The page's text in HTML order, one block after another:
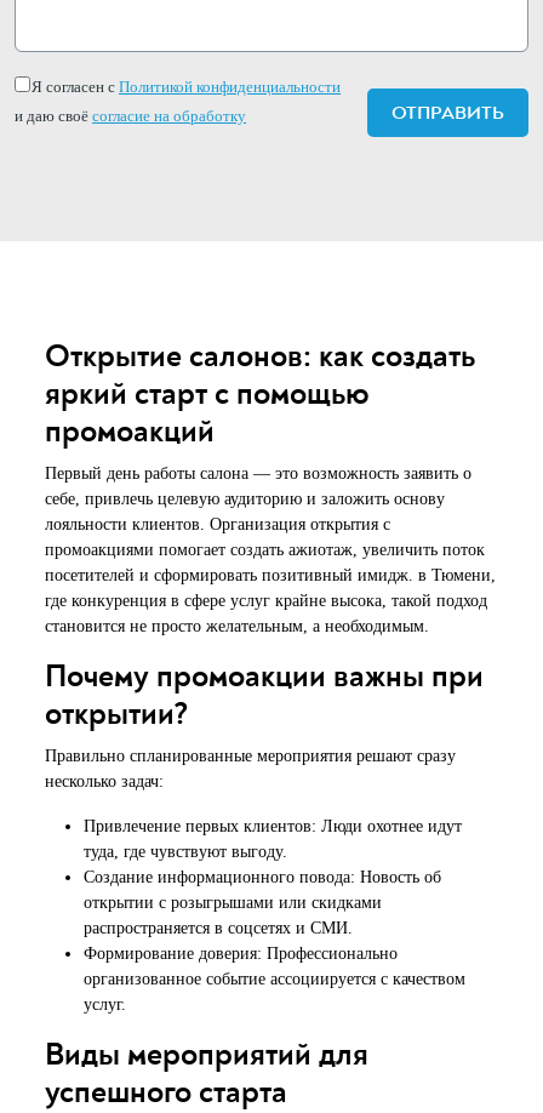
Я согласен с Политикой конфиденциальности
и даю своё согласие на обработку
Открытие салонов: как создать
яркий старт с помощью
промоакций
Первый день работы салона — это возможность заявить о
себе, привлечь целевую аудиторию и заложить основу
лояльности клиентов. Организация открытия с
промоакциями помогает создать ажиотаж, увеличить поток
посетителей и сформировать позитивный имидж. в Тюмени,
где конкуренция в сфере услуг крайне высока, такой подход
становится не просто желательным, а необходимым.
Почему промоакции важны при
открытии?
Правильно спланированные мероприятия решают сразу
несколько задач:
Привлечение первых клиентов: Люди охотнее идут
туда, где чувствуют выгоду.
Создание информационного повода: Новость об
открытии с розыгрышами или скидками
распространяется в соцсетях и СМИ.
Формирование доверия: Профессионально
организованное событие ассоциируется с качеством
услуг.
Виды мероприятий для
успешного старта